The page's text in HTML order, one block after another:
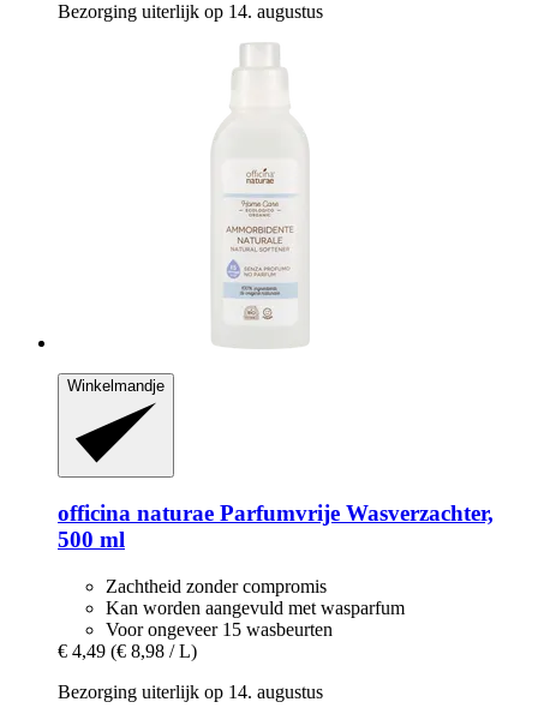
Bezorging uiterlijk op 14. augustus
Winkelmandje
officina naturae Parfumvrije Wasverzachter,
500 ml
Zachtheid zonder compromis
Kan worden aangevuld met wasparfum
Voor ongeveer 15 wasbeurten
€ 4,49 (€ 8,98 / L)
Bezorging uiterlijk op 14. augustus